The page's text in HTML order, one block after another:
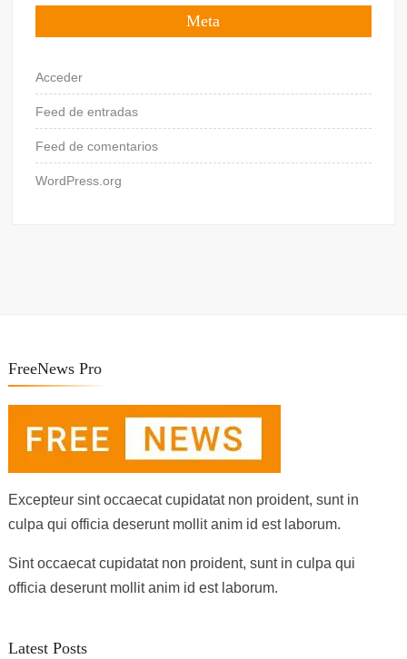
Meta
Acceder
Feed de entradas
Feed de comentarios
WordPress.org
FreeNews Pro
Excepteur sint occaecat cupidatat non proident, sunt in
culpa qui officia deserunt mollit anim id est laborum.
Sint occaecat cupidatat non proident, sunt in culpa qui
officia deserunt mollit anim id est laborum.
Latest Posts